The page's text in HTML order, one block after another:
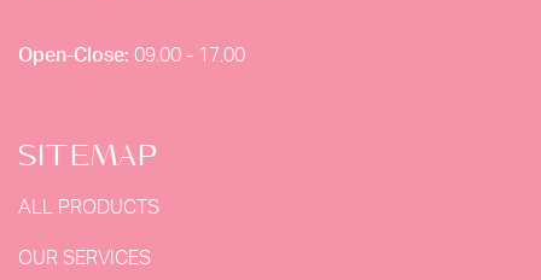
Open-Close: 09.00 - 17.00
SITEMAP
ALL PRODUCTS
OUR SERVICES